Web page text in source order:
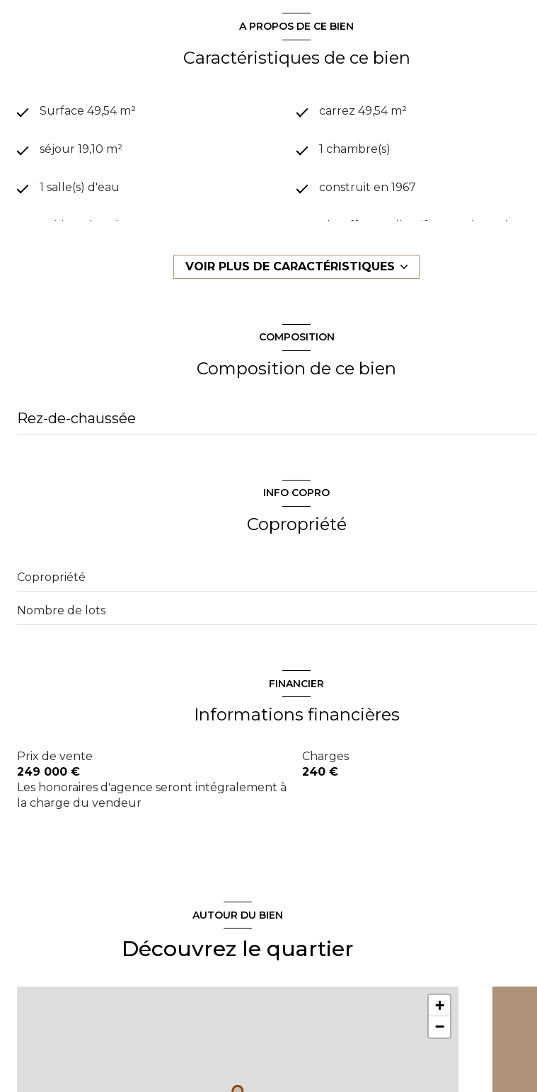
A PROPOS DE CE BIEN
Caractéristiques de ce bien
Surface 49,54 m² carrez 49,54 m²
séjour 19,10 m² 1 chambre(s)
1 salle(s) d'eau construit en 1967
cuisine séparée Chauffage collectif : autre (autre)
4ème étage
cave
loggia
interphone
VOIR PLUS DE CARACTÉRISTIQUES
COMPOSITION
Composition de ce bien
Rez-de-chaussée
cuisine
INFO COPRO
Copropriété
Copropriété
Nombre de lots
FINANCIER
Informations financières
Prix de vente
249 000 €
Les honoraires d'agence seront intégralement à
la charge du vendeur
Charges
240 €
AUTOUR DU BIEN
Découvrez le quartier
+
−